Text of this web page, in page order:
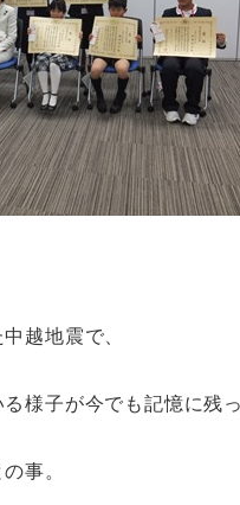
越地震で、
様子が今でも記憶に残っ
事。